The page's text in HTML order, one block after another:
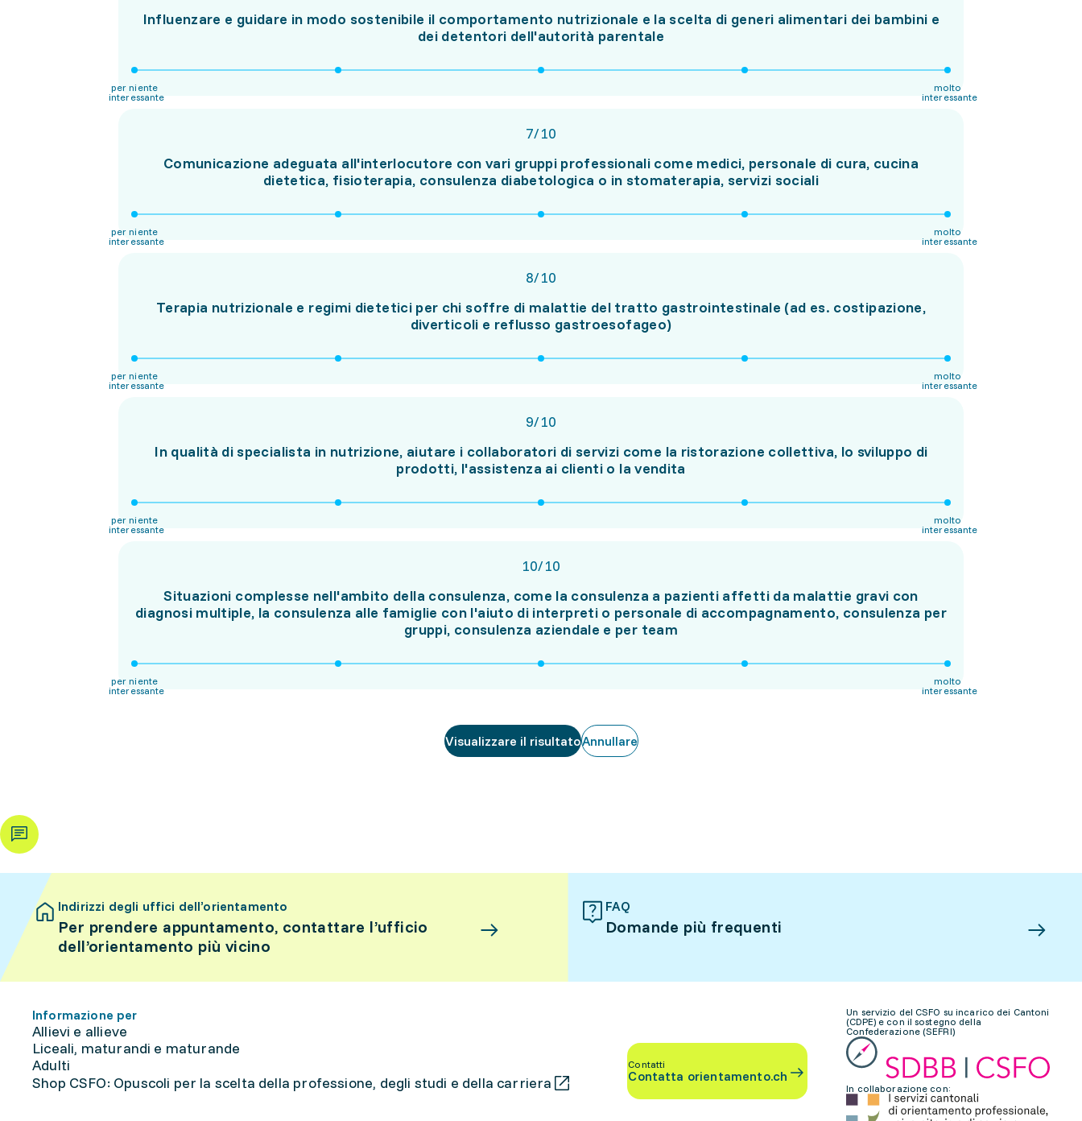
Influenzare e guidare in modo sostenibile il comportamento nutrizionale e la scelta di generi alimentari dei bambini e
dei detentori dell'autorità parentale
per niente
interessante
molto
interessante
7/10
Comunicazione adeguata all'interlocutore con vari gruppi professionali come medici, personale di cura, cucina
dietetica, fisioterapia, consulenza diabetologica o in stomaterapia, servizi sociali
per niente
interessante
molto
interessante
8/10
Terapia nutrizionale e regimi dietetici per chi soffre di malattie del tratto gastrointestinale (ad es. costipazione,
diverticoli e reflusso gastroesofageo)
per niente
interessante
molto
interessante
9/10
In qualità di specialista in nutrizione, aiutare i collaboratori di servizi come la ristorazione collettiva, lo sviluppo di
prodotti, l'assistenza ai clienti o la vendita
per niente
interessante
molto
interessante
10/10
Situazioni complesse nell'ambito della consulenza, come la consulenza a pazienti affetti da malattie gravi con
diagnosi multiple, la consulenza alle famiglie con l'aiuto di interpreti o personale di accompagnamento, consulenza per
gruppi, consulenza aziendale e per team
per niente
interessante
molto
interessante
Visualizzare il risultatoAnnullare
Indirizzi degli uffici dell’orientamento
Per prendere appuntamento, contattare l’ufficio
dell’orientamento più vicino
FAQ
Domande più frequenti
Informazione per
Allievi e allieve
Liceali, maturandi e maturande
Adulti
Shop CSFO: Opuscoli per la scelta della professione, degli studi e della carriera
Contatti
Contatta orientamento.ch
Un servizio del CSFO su incarico dei Cantoni
(CDPE) e con il sostegno della
Confederazione (SEFRI)
In collaborazione con: